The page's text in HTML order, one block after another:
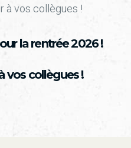
à vos collègues !
la rentrée 2026 !
vos collègues !